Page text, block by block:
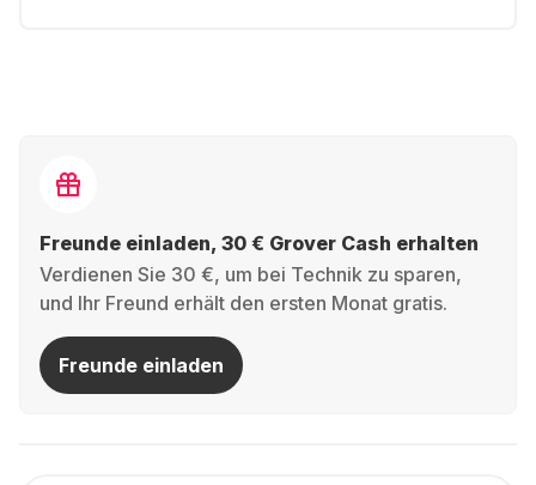
Freunde einladen, 30 € Grover Cash erhalten
Verdienen Sie 30 €, um bei Technik zu sparen,
und Ihr Freund erhält den ersten Monat gratis.
Freunde einladen